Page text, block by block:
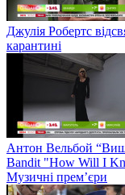
Джулія Робертс
карантині
Антон Вельбой
Bandit "How Will I
Музичні прем’єри